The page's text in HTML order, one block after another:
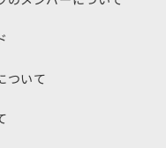
ついて